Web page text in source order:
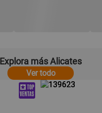
Explora más Alicates
Ver todo